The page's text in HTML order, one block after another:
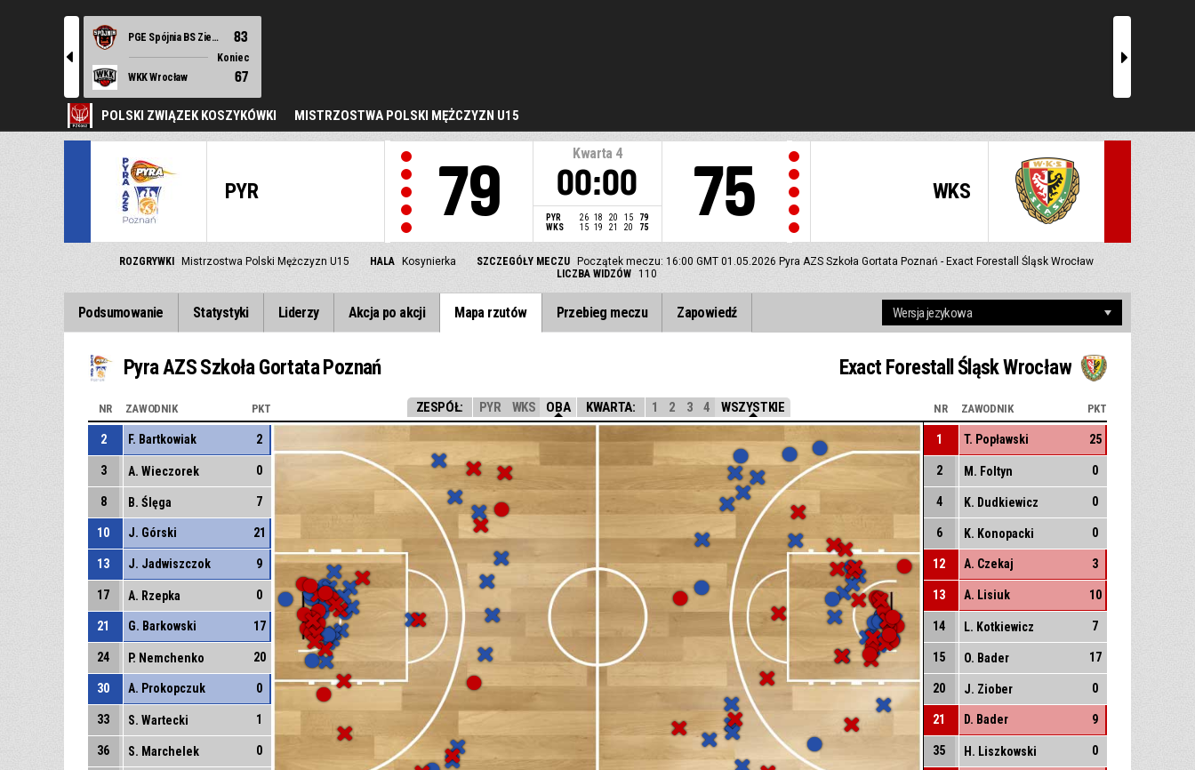
l
PGE Spójnia BS Ziemi Szczecińskiej Stargard 83
Koniec
WKK Wrocław
67
r
POLSKI ZWIĄZEK KOSZYKÓWKI MISTRZOSTWA POLSKI MĘŻCZYZN U15
PYR 79
Kwarta 4
00:00
PYR 26 18 20 15
79
WKS
15 19 21 20 75
WKS
75
ROZGRYWKI Mistrzostwa Polski Mężczyzn U15 HALA Kosynierka SZCZEGÓŁY MECZU Początek meczu: 16:00 GMT 01.05.2026 Pyra AZS Szkoła Gortata Poznań - Exact Forestall Śląsk Wrocław
LICZBA WIDZÓW
110
Podsumowanie Statystyki Liderzy Akcja po akcji Mapa rzutów Przebieg meczu Zapowiedź
Pyra AZS Szkoła Gortata Poznań Exact Forestall Śląsk Wrocław
ZESPÓŁ: PYR WKS OBA KWARTA: 1 2 3 4 WSZYSTKIE
NR ZAWODNIK PKT
2 F. Bartkowiak 2
3 A. Wieczorek 0
8 B. Ślęga 7
10 J. Górski 21
13 J. Jadwiszczok 9
17 A. Rzepka 0
21 G. Barkowski 17
24 P. Nemchenko 20
30 A. Prokopczuk 0
33 S. Wartecki 1
36 S. Marchelek 0
NR ZAWODNIK PKT
1 T. Popławski 25
2 M. Foltyn 0
4 K. Dudkiewicz 0
6 K. Konopacki 0
12 A. Czekaj 3
13 A. Lisiuk 10
14 L. Kotkiewicz 7
15 O. Bader 17
20 J. Ziober 0
21 D. Bader 9
35 H. Liszkowski 0